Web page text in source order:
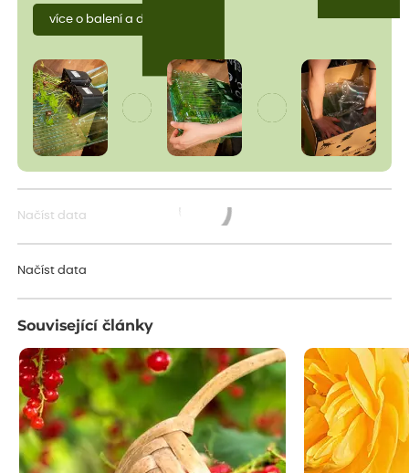
více o balení a dopravě
Načíst data
Načíst data
Související články